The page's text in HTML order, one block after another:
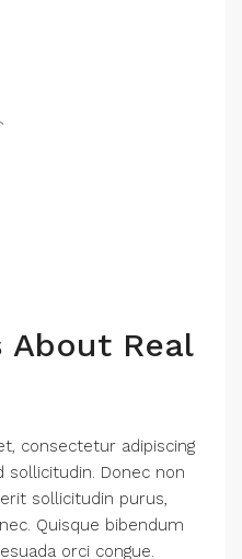
About Real
consectetur adipiscing
Donec non
sollicitudin purus,
Quisque bibendum
orci congue.